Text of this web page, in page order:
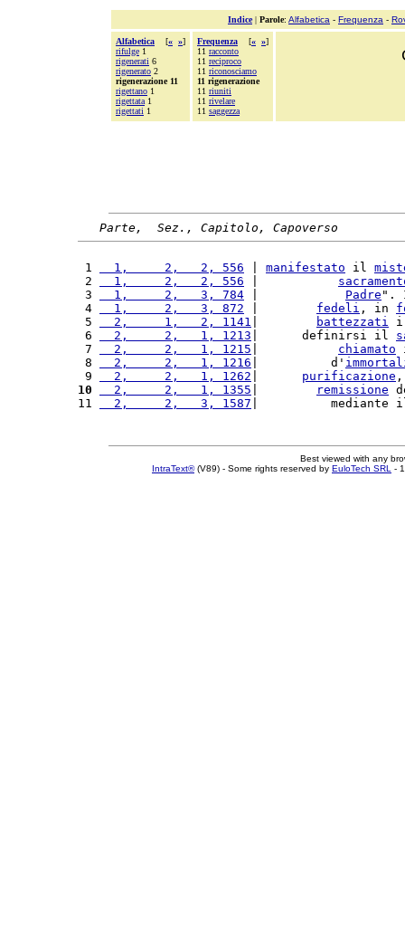
Indice| Parole: Alfabetica - Frequenza -
Alfabetica [« »]
rifulge 1
rigenerati 6
rigenerato 2
rigenerazione 11
rigettano 1
rigettata 1
rigettati 1
Frequenza [« »]
11 racconto
11 reciproco
11 riconosciamo
11 rigenerazione
11 riuniti
11 rivelare
11 saggezza
Parte,  Sez., Capitolo, Capoverso
1
  1,     2,   2, 556
manifestato il
2
  1,     2,   2, 556
3
  1,     2,   3, 784
Padre ".
4
  1,     2,   3, 872
fedeli , in
5
  2,     1,   2, 1141
battezzati i
6
  2,     2,   1, 1213
|      definirsi il
7
  2,     2,   1, 1215
chiamato
8
  2,     2,   1, 1216
|          d'
9
  2,     2,   1, 1262
purificazione
10
  2,     2,   1, 1355
remissione
11
  2,     2,   3, 1587
|
Best viewed with any
IntraText®(V89) - Some rights reserved by EuloTech SRL -